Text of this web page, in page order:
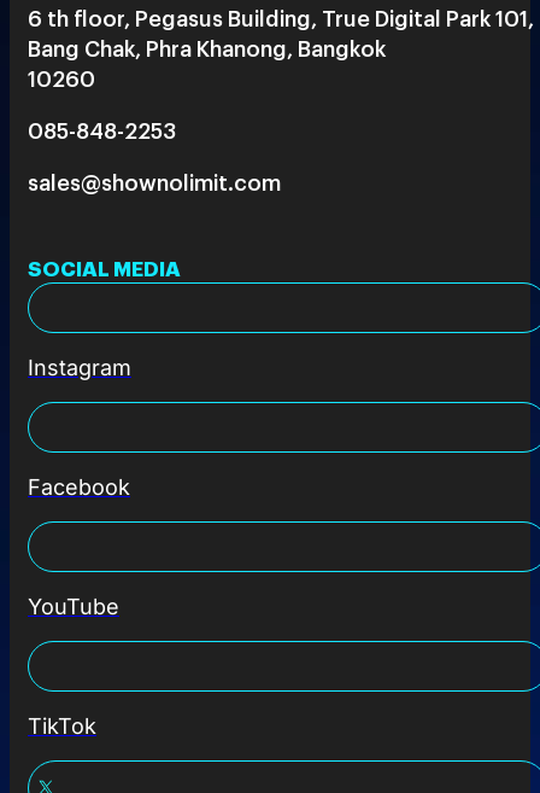
6 th floor, Pegasus Building, True Digital Park 101,
Bang Chak, Phra Khanong, Bangkok
10260
085-848-2253
sales@shownolimit.com
SOCIAL MEDIA
Instagram
Facebook
YouTube
TikTok